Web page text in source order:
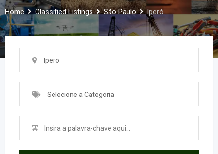
Home Classified Listings São Paulo Iperó
Iperó
Selecione a Categoria